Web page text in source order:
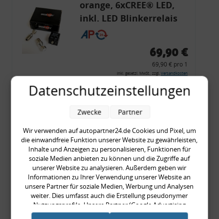
orange, 6xCREE® LED,
inkl. LED Blinkerrelais
CF 14
69,90 €
69,90 € pro 1
inkl. gesetzl. MwSt., zzgl. Versandkosten
Merkzettel
Zum Artikel
Rückleuchtenband mit
Blinker, rot, US-Ecken,
Audi 80 Cabrio, Typ 89,
OE-Nr.: 8G0945225 +
8G0945225C
999,99 €
Datenschutzeinstellungen
Wir verwenden auf autopartner24.de Cookies und Pixel, um
die einwandfreie Funktion unserer Website zu gewährleisten,
Inhalte und Anzeigen zu personalisieren, Funktionen für
soziale Medien anbieten zu können und die Zugriffe auf
unserer Website zu analysieren. Außerdem geben wir
Informationen zu Ihrer Verwendung unserer Website an
unsere Partner für soziale Medien, Werbung und Analysen
weiter. Dies umfasst auch die Erstellung pseudonymer
Nutzungsprofile. Unsere Partner (Google Advertising
Products) führen diese Informationen möglicherweise mit
Zwecke Partner